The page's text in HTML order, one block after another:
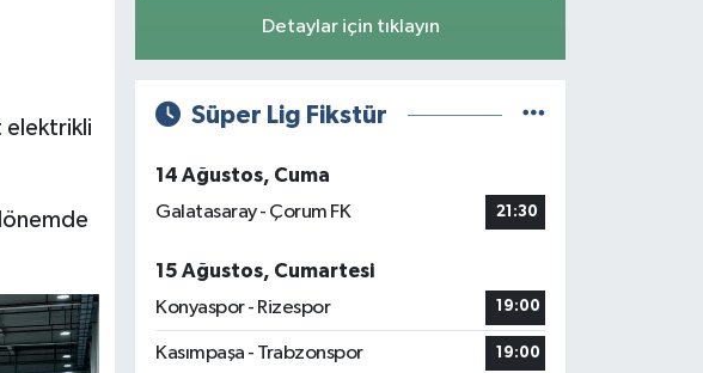
elektrikli
Detaylar için tıklayın
Süper Lig Fikstür
14 Ağustos, Cuma
Galatasaray - Çorum FK
21:30
15 Ağustos, Cumartesi
Konyaspor - Rizespor
19:00
Kasımpaşa - Trabzonspor 19:00